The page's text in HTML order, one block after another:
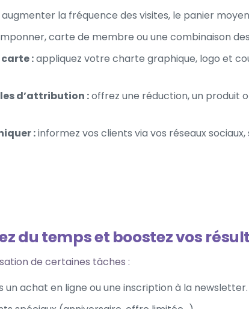
la fréquence des visites, le panier
carte de membre ou une combinaison
:appliquez votre charte graphique, logo et
d’attribution :offrez une réduction, un produit
:informez vos clients via vos réseaux
du temps et boostez vos
de certaines tâches :
achat en ligne ou une inscription à la newsletter.